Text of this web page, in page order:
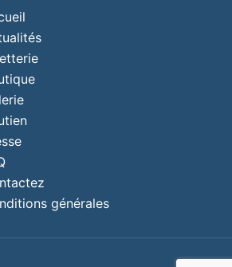
générales